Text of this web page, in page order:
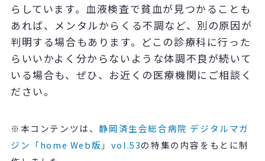
らしています。血液検査で貧血が見つかることも
あれば、メンタルからくる不調など、別の原因が
判明する場合もあります。どこの診療科に行った
らいいかよく分からないような体調不良が続いて
いる場合も、ぜひ、お近くの医療機関にご相談く
ださい。
※本コンテンツは、静岡済生会総合病院 デジタルマガ
ジン「home Web版」vol.53の特集の内容をもとに制